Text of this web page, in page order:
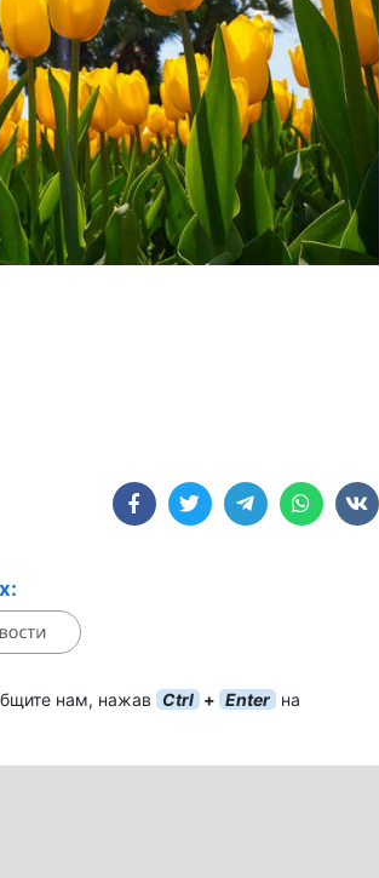
нам, нажав Ctrl + Enter на